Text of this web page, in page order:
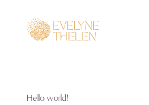
Hello world!